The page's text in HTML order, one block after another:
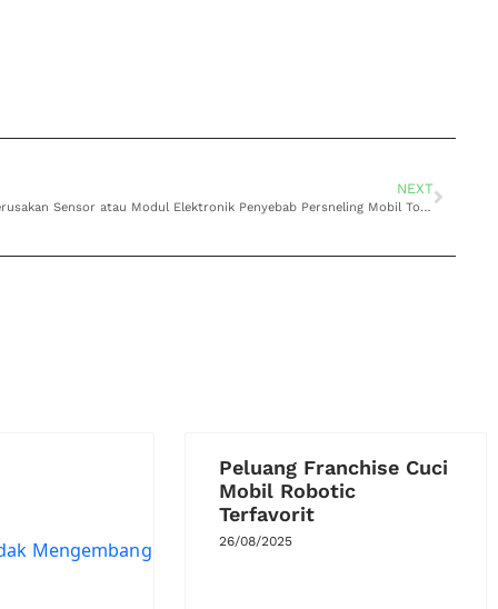
NEXT
Kerusakan Sensor atau Modul Elektronik Penyebab Persneling Mobil Toyota Matic Rusak di Lembang
Peluang Franchise Cuci
Mobil Robotic
Terfavorit
26/08/2025